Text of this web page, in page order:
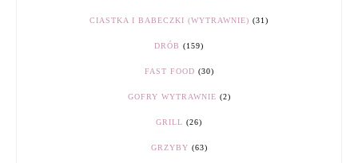
CIASTKA I BABECZKI (WYTRAWNIE) (31)
DRÓB (159)
FAST FOOD (30)
GOFRY WYTRAWNIE (2)
GRILL (26)
GRZYBY (63)